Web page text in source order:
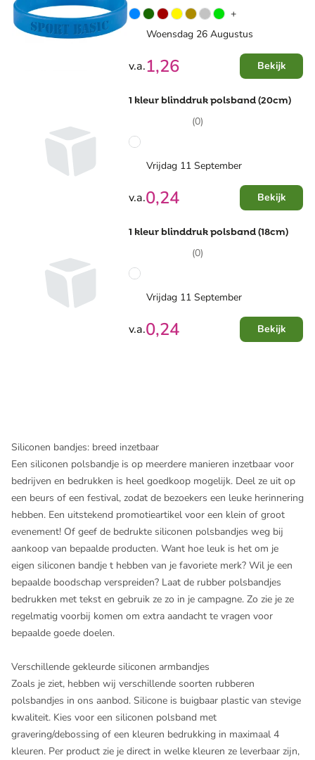
+
Woensdag 26 Augustus
v.a.1,26 Bekijk
1 kleur blinddruk polsband (20cm)
(0)
Vrijdag 11 September
v.a.0,24 Bekijk
1 kleur blinddruk polsband (18cm)
(0)
Vrijdag 11 September
v.a.0,24 Bekijk
Siliconen bandjes: breed inzetbaar
Een siliconen polsbandje is op meerdere manieren inzetbaar voor
bedrijven en bedrukken is heel goedkoop mogelijk. Deel ze uit op
een beurs of een festival, zodat de bezoekers een leuke herinnering
hebben. Een uitstekend promotieartikel voor een klein of groot
evenement! Of geef de bedrukte siliconen polsbandjes weg bij
aankoop van bepaalde producten. Want hoe leuk is het om je
eigen siliconen bandje t hebben van je favoriete merk? Wil je een
bepaalde boodschap verspreiden? Laat de rubber polsbandjes
bedrukken met tekst en gebruik ze zo in je campagne. Zo zie je ze
regelmatig voorbij komen om extra aandacht te vragen voor
bepaalde goede doelen.
Verschillende gekleurde siliconen armbandjes
Zoals je ziet, hebben wij verschillende soorten rubberen
polsbandjes in ons aanbod. Silicone is buigbaar plastic van stevige
kwaliteit. Kies voor een siliconen polsband met
gravering/debossing of een kleuren bedrukking in maximaal 4
kleuren. Per product zie je direct in welke kleuren ze leverbaar zijn,